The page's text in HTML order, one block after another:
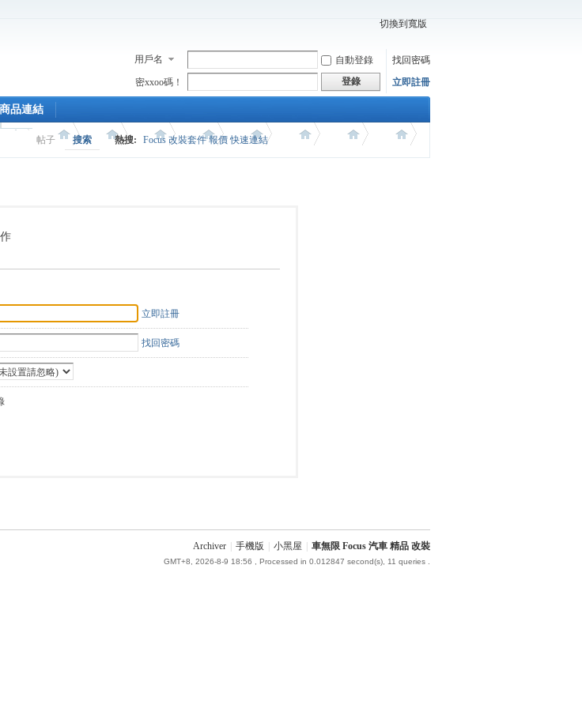
切換到寬版
用戶名 自動登錄
找回密碼
密xxoo碼！
登錄 立即註冊
品連結
帖子 搜索 熱搜: Focus 改裝套件 報價 快速連結
立即註冊
找回密碼
Archiver 手機版 小黑屋 車無限 Focus 汽車 精品 改裝
GMT+8, 2026-8-9 18:56 , Processed in 0.012847 second(s), 11 queries .